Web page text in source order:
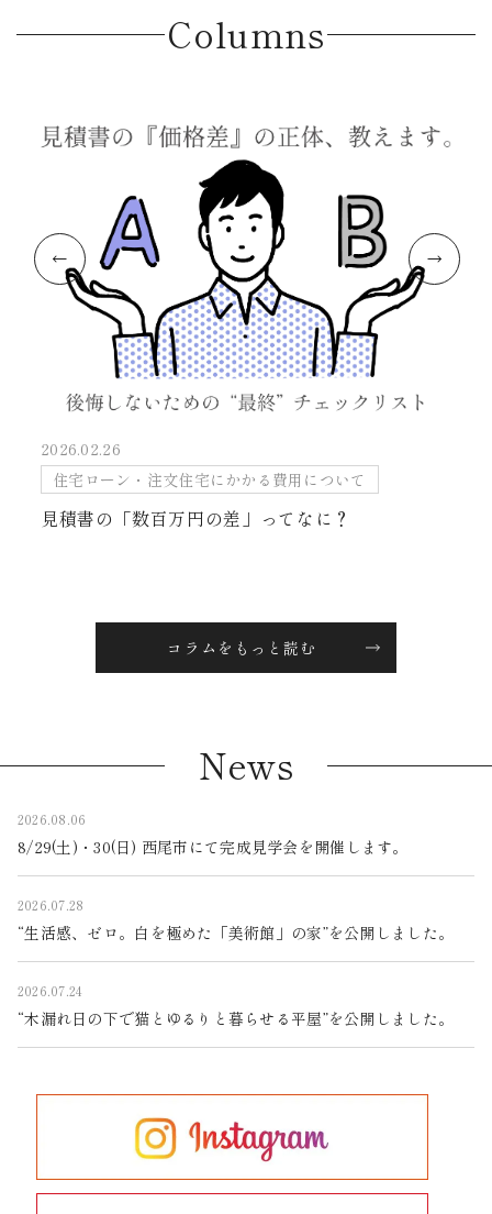
Columns
2026.02.26
住宅ローン・注文住宅にかかる費用について
見積書の「数百万円の差」ってなに？
コラムをもっと読む
News
2026.08.06
8/29(土)・30(日) 西尾市にて完成見学会を開催します。
2026.07.28
“生活感、ゼロ。白を極めた「美術館」の家”を公開しました。
2026.07.24
“木漏れ日の下で猫とゆるりと暮らせる平屋”を公開しました。